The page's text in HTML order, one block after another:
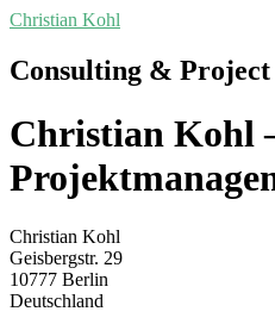
Skip
content
Christian Kohl
Consulting &
Christian Kohl
Christian Kohl
Geisbergstr. 29
10777 Berlin
Deutschland